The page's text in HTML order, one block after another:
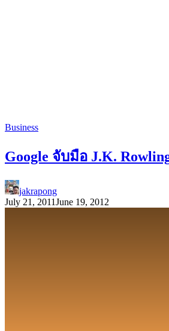
Business
Google จับมือ J.K.
jakrapong
July 21, 2011June 19, 2012